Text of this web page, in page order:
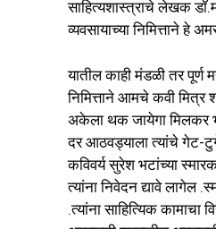
साहित्यशास्त्राचे लेखक
व्यवसायाच्या निमित्ताने हे
यातील काही मंडळी तर पूर्ण
निमित्ताने आमचे कवी मित्र
अकेला थक जायेगा मिलकर
दर आठवड्याला त्यांचे गेट-
कविवर्य सुरेश भटांच्या
त्यांना निवेदन द्यावे लागेल
.त्यांना साहित्यिक